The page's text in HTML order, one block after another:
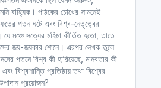
অলাভজনক ওয়েবসাইট, আমরা ওয়েবসাইট থেকে
বাহ্যিক। পাঠকের চোখের সামনেই
পতন ঘটে এবং বিশ্ব-নেতৃত্বের
মঞ্চে সত্যের মহিমা কীর্তিত হতো, তাতে
জয়-জয়কার শোনে। এরপর লেখক তুলে
পতনে বিশ্ব কী হারিয়েছে, মানবতার কী
বিশ্বশান্তি প্রতিষ্ঠায় তথা বিশ্বের
উপাদান প্রয়োজন?